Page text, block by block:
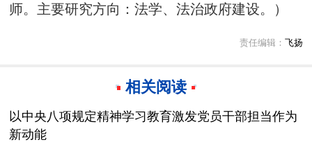
师。主要研究方向：法学、法治政府建设。）
责任编辑： 飞扬
相关阅读
以中央八项规定精神学习教育激发党员干部担当作为
新动能